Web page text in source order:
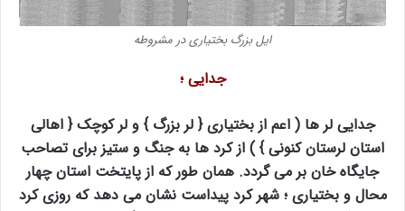
ایل بزرگ بختیاری در مشروطه
جدایی ؛
جدایی لر ها ( اعم از بختیاری { لر بزرگ } و لر کوچک { اهالی
استان لرستان کنونی } ) از کرد ها به جنگ و ستیز برای تصاحب
جایگاه خان بر می گردد. همان طور که از پایتخت استان چهار
محال و بختیاری ؛ شهر کرد پیداست نشان می دهد که روزی کرد